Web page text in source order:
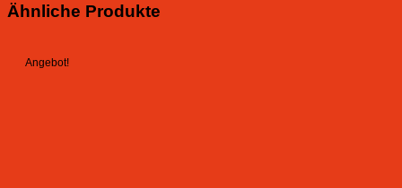
Ähnliche Produkte
Angebot!